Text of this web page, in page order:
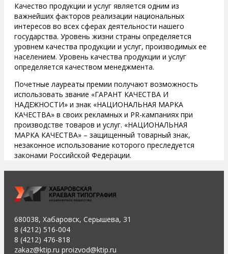
Качество продукции и услуг является одним из
важнейших факторов реализации национальных
интересов во всех сферах деятельности нашего
государства. Уровень жизни страны определяется
уровнем качества продукции и услуг, производимых ее
населением. Уровень качества продукции и услуг
определяется качеством менеджмента.
Почетные лауреаты премии получают возможность
использовать звание «ГАРАНТ КАЧЕСТВА И
НАДЕЖНОСТИ» и знак «НАЦИОНАЛЬНАЯ МАРКА
КАЧЕСТВА» в своих рекламных и PR-кампаниях при
производстве товаров и услуг. «НАЦИОНАЛЬНАЯ
МАРКА КАЧЕСТВА» – защищенный товарный знак,
незаконное использование которого преследуется
законами Российской Федерации.
680038, Хабаровск, Серышева, 31
8 (4212) 516-004
8 (4212) 476-818
zakaz@ktip.ru proizvod@ktip.ru